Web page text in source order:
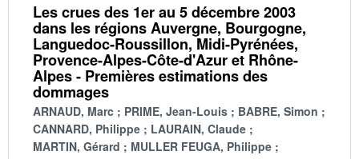
Les crues des 1er au 5 décembre 2003
dans les régions Auvergne, Bourgogne,
Languedoc-Roussillon, Midi-Pyrénées,
Provence-Alpes-Côte-d'Azur et Rhône-
Alpes - Premières estimations des
dommages
ARNAUD, Marc PRIME, Jean-Louis
BABRE, Simon
CANNARD, Philippe
LAURAIN, Claude
MARTIN, Gérard
MULLER FEUGA, Philippe